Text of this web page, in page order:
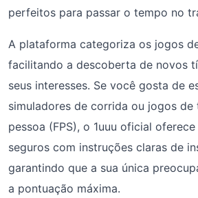
perfeitos para passar o tempo no
A plataforma categoriza os jogos
facilitando a descoberta de novos
seus interesses. Se você gosta de
simuladores de corrida ou jogos de
pessoa (FPS), o 1uuu oficial
seguros com instruções claras de
garantindo que a sua única
a pontuação máxima.